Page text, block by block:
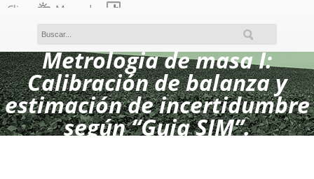
Clima Mercados
Metrologia de masa I:
Calibración de balanza y
estimación de incertidumbre
según “Guia SIM”.